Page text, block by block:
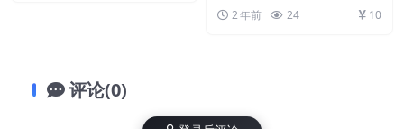
2 年前 24 10
评论(0)